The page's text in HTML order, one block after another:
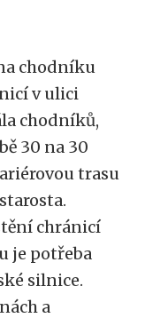
chodníku
v ulici
chodníků,
30 na 30
trasu
chránicí
je potřeba
silnice.
a